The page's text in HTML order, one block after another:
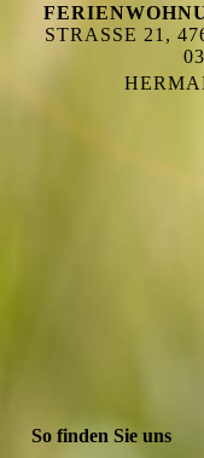
STRASSE 21,
So finden Sie uns